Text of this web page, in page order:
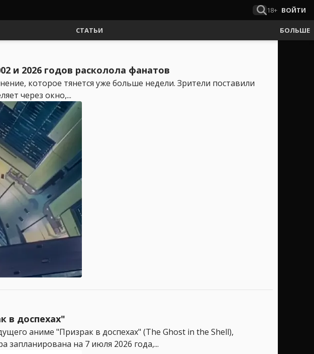
18+ ВОЙТИ
СТАТЬИ БОЛЬШЕ
и 2026 годов расколола фанатов
которое тянется уже больше недели. Зрители поставили
через окно,...
в доспехах"
аниме "Призрак в доспехах" (The Ghost in the Shell),
на 7 июля 2026 года,...